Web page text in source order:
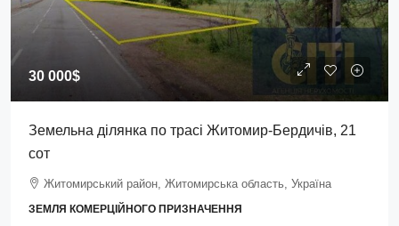
30 000$
Земельна ділянка по трасі Житомир-Бердичів, 21
сот
Житомирський район, Житомирська область, Україна
ЗЕМЛЯ КОМЕРЦІЙНОГО ПРИЗНАЧЕННЯ